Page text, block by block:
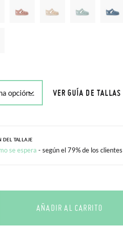
VER GUÍA DE TALLAS
DEL TALLAJE
se espera - según el 79% de los clientes
AÑADIR AL CARRITO